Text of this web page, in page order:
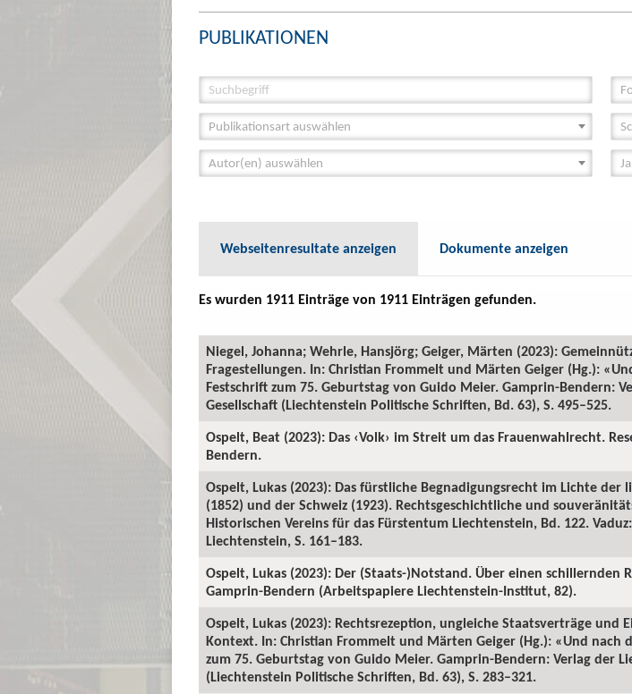
PUBLIKATIONEN
Publikationsart auswählen
Autor(en) auswählen
Webseitenresultate anzeigen Dokumente anzeigen
Es wurden 1911 Einträge von 1911 Einträgen gefunden.
Niegel, Johanna; Wehrle, Hansjörg; Geiger, Märten (2023):
Fragestellungen. In: Christian Frommelt und Märten Geiger (Hg.):
Festschrift zum 75. Geburtstag von Guido Meier. Gamprin-Bendern:
Gesellschaft (Liechtenstein Politische Schriften, Bd. 63), S. 495–525.
Ospelt, Beat (2023): Das ‹Volk› im Streit um das Frauenwahlrecht.
Bendern.
Ospelt, Lukas (2023): Das fürstliche Begnadigungsrecht im Lichte
(1852) und der Schweiz (1923). Rechtsgeschichtliche und
Historischen Vereins für das Fürstentum Liechtenstein, Bd. 122.
Liechtenstein, S. 161–183.
Ospelt, Lukas (2023): Der (Staats-)Notstand. Über einen schillernden
Gamprin-Bendern (Arbeitspapiere Liechtenstein-Institut, 82).
Ospelt, Lukas (2023): Rechtsrezeption, ungleiche Staatsverträge
Kontext. In: Christian Frommelt und Märten Geiger (Hg.): «Und nach
zum 75. Geburtstag von Guido Meier. Gamprin-Bendern: Verlag der
(Liechtenstein Politische Schriften, Bd. 63), S. 283–321.